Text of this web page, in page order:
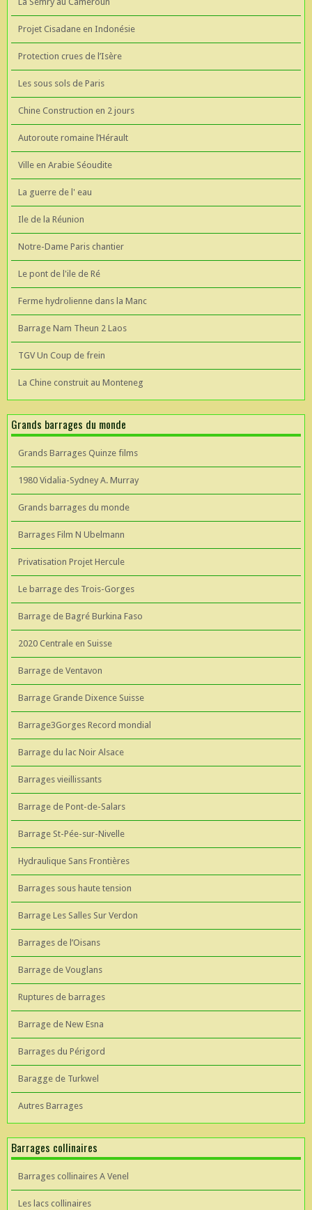
Projet Cisadane en Indonésie
Protection crues de l’Isère
Les sous sols de Paris
Chine Construction en 2 jours
Autoroute romaine l’Hérault
Ville en Arabie Séoudite
La guerre de l' eau
Ile de la Réunion
Notre-Dame Paris chantier
Le pont de l'ile de Ré
Ferme hydrolienne dans la Manc
Barrage Nam Theun 2 Laos
TGV Un Coup de frein
La Chine construit au Monteneg
Grands barrages du monde
Grands Barrages Quinze films
1980 Vidalia-Sydney A. Murray
Grands barrages du monde
Barrages Film N Ubelmann
Privatisation Projet Hercule
Le barrage des Trois-Gorges
Barrage de Bagré Burkina Faso
2020 Centrale en Suisse
Barrage de Ventavon
Barrage Grande Dixence Suisse
Barrage3Gorges Record mondial
Barrage du lac Noir Alsace
Barrages vieillissants
Barrage de Pont-de-Salars
Barrage St-Pée-sur-Nivelle
Hydraulique Sans Frontières
Barrages sous haute tension
Barrage Les Salles Sur Verdon
Barrages de l’Oisans
Barrage de Vouglans
Ruptures de barrages
Barrage de New Esna
Barrages du Périgord
Baragge de Turkwel
Autres Barrages
Barrages collinaires
Barrages collinaires A Venel
Les lacs collinaires